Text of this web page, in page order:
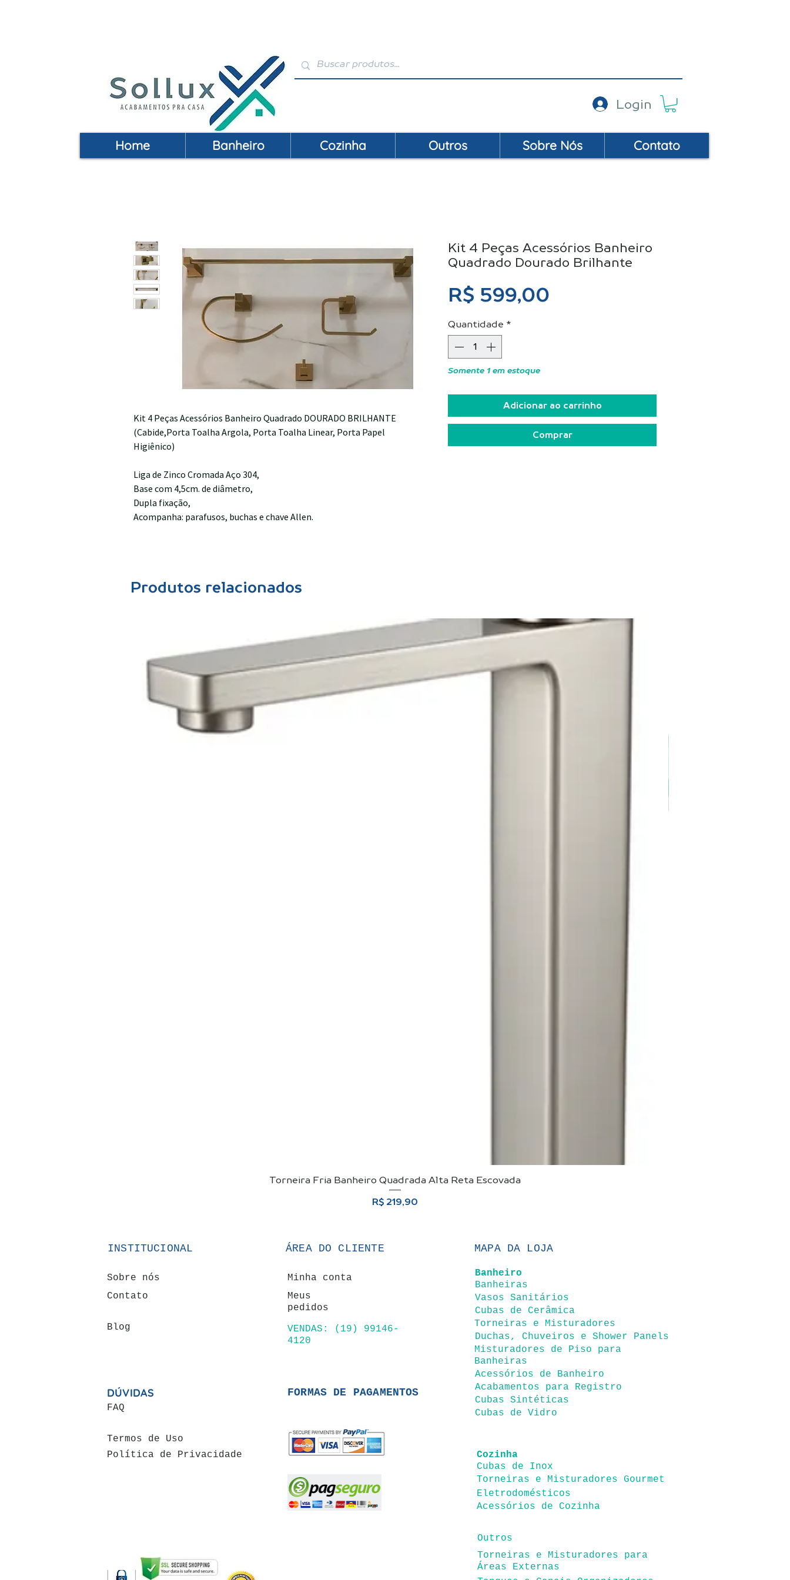
Login
Home Banheiro Cozinha Outros Sobre Nós Contato
Kit 4 Peças Acessórios Banheiro Quadrado DOURADO BRILHANTE
(Cabide,Porta Toalha Argola, Porta Toalha Linear, Porta Papel
Higiênico)
Liga de Zinco Cromada Aço 304,
Base com 4,5cm. de diâmetro,
Dupla fixação,
Acompanha: parafusos, buchas e chave Allen.
Kit 4 Peças Acessórios Banheiro
Quadrado Dourado Brilhante
R$ 599,00
Quantidade *
Somente 1 em estoque
Adicionar ao carrinho
Comprar
Produtos relacionados
Visualização rápida
Torneira Fria Banheiro Quadrada Alta Reta Escovada
Preço
R$ 219,90
INSTITUCIONAL
Sobre nós
Contato
Blog
DÚVIDAS
ÁREA DO CLIENTE
Minha conta
Meus
pedidos
VENDAS: (19) 99146-
4120
FORMAS DE PAGAMENTOS
FAQ
Termos de Uso
Política de Privacidade
MAPA DA LOJA
Banheiro
Banheiras
Vasos Sanitários
Cubas de Cerâmica
Torneiras e Misturadores
Duchas, Chuveiros e Shower Panels
Misturadores de Piso para
Banheiras
Acessórios de Banheiro
Acabamentos para Registro
Cubas Sintéticas
Cubas de Vidro
Cozinha
Cubas de Inox
Torneiras e Misturadores Gourmet
Eletrodomésticos
Acessórios de Cozinha
Outros
Torneiras e Misturadores para
Áreas Externas